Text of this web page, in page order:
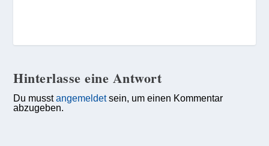
Hinterlasse eine Antwort
Du musstangemeldetsein, um einen Kommentar
abzugeben.